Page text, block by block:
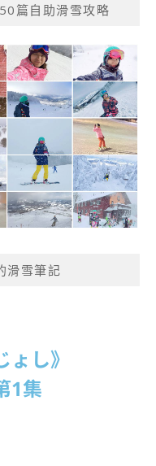
篇自助滑雪攻略
滑雪筆記